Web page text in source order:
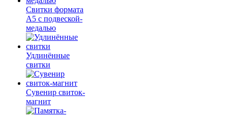
Свитки формата
А5 с подвеской-
медалью
Удлинённые
свитки
Сувенир свиток-
магнит